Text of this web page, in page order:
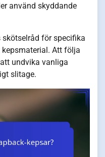
använd skyddande
för specifika
Att följa
undvika vanliga
slitage.